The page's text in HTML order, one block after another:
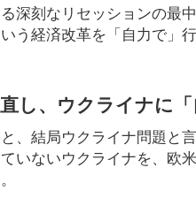
深刻なリセッションの最
う経済改革を「自力で」
し、ウクライナに
、結局ウクライナ問題と
いないウクライナを、欧